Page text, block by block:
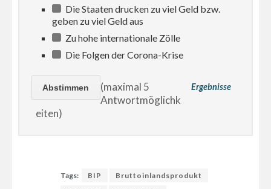
Die Staaten drucken zu viel Geld bzw.
geben zu viel Geld aus
Zu hohe internationale Zölle
Die Folgen der Corona-Krise
Ergebnisse
(maximal 5
Antwortmöglichk
eiten)
Tags: BIP
Bruttoinlandsprodukt